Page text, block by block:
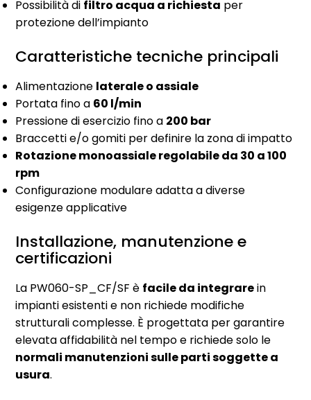
Possibilità di filtro acqua a richiesta per
protezione dell’impianto
Caratteristiche tecniche principali
Alimentazione laterale o assiale
Portata fino a 60 l/min
Pressione di esercizio fino a 200 bar
Braccetti e/o gomiti per definire la zona di impatto
Rotazione monoassiale regolabile da 30 a 100
rpm
Configurazione modulare adatta a diverse
esigenze applicative
Installazione, manutenzione e
certificazioni
La PW060-SP_CF/SF è facile da integrarein
impianti esistenti e non richiede modifiche
strutturali complesse. È progettata per garantire
elevata affidabilità nel tempo e richiede solo le
normali manutenzioni sulle parti soggette a
usura.